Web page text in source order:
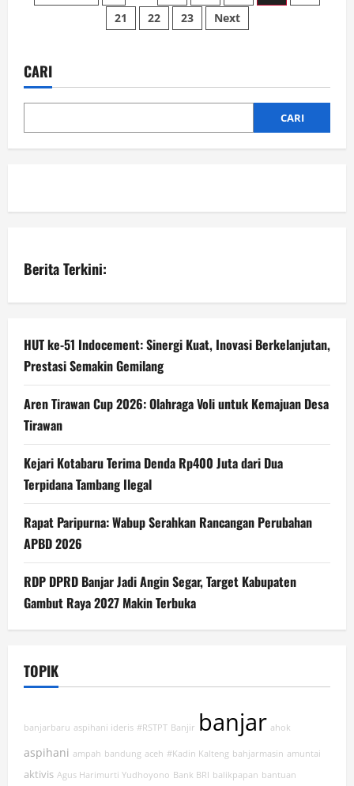
Hadiri
Bukber
di
Regional
21
22 23 Next
CARI
CARI
Berita Terkini:
HUT ke-51 Indocement: Sinergi Kuat, Inovasi Berkelanjutan,
Prestasi Semakin Gemilang
Aren Tirawan Cup 2026: Olahraga Voli untuk Kemajuan Desa
Tirawan
Kejari Kotabaru Terima Denda Rp400 Juta dari Dua
Terpidana Tambang Ilegal
Rapat Paripurna: Wabup Serahkan Rancangan Perubahan
APBD 2026
RDP DPRD Banjar Jadi Angin Segar, Target Kabupaten
Gambut Raya 2027 Makin Terbuka
TOPIK
banjarbaru aspihani ideris #RSTPT Banjir banjar ahok
aspihani ampah bandung aceh #Kadin Kalteng bahjarmasin amuntai
aktivis Agus Harimurti Yudhoyono Bank BRI balikpapan bantuan